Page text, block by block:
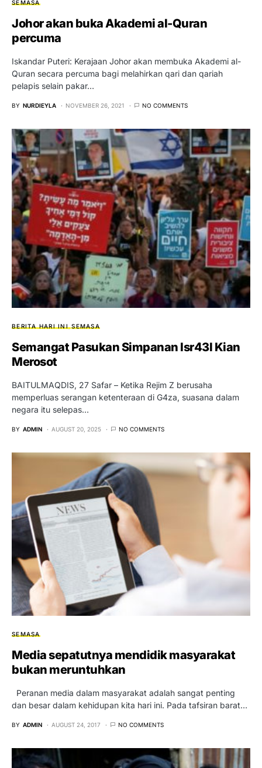
SEMASA
Johor akan buka Akademi al-Quran
percuma
Iskandar Puteri: Kerajaan Johor akan membuka Akademi al-
Quran secara percuma bagi melahirkan qari dan qariah
pelapis selain pakar…
BY NURDIEYLA NOVEMBER 26, 2021 NO COMMENTS
BERITA HARI INI SEMASA
Semangat Pasukan Simpanan Isr43l Kian
Merosot
BAITULMAQDIS, 27 Safar – Ketika Rejim Z berusaha
memperluas serangan ketenteraan di G4za, suasana dalam
negara itu selepas…
BY ADMIN AUGUST 20, 2025 NO COMMENTS
SEMASA
Media sepatutnya mendidik masyarakat
bukan meruntuhkan
Peranan media dalam masyarakat adalah sangat penting
dan besar dalam kehidupan kita hari ini. Pada tafsiran barat…
BY ADMIN AUGUST 24, 2017 NO COMMENTS